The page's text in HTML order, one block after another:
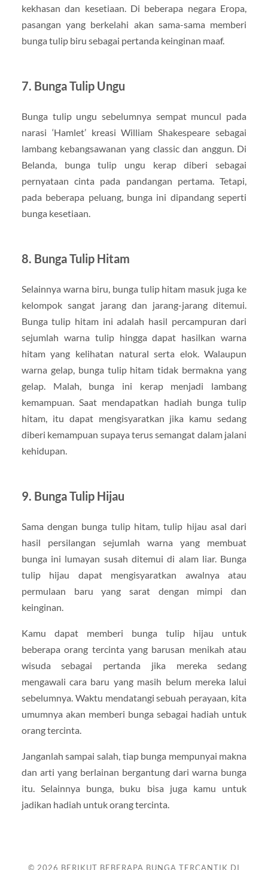
kekhasan dan kesetiaan. Di beberapa negara Eropa,
pasangan yang berkelahi akan sama-sama memberi
bunga tulip biru sebagai pertanda keinginan maaf.
7. Bunga Tulip Ungu
Bunga tulip ungu sebelumnya sempat muncul pada
narasi ‘Hamlet’ kreasi William Shakespeare sebagai
lambang kebangsawanan yang classic dan anggun. Di
Belanda, bunga tulip ungu kerap diberi sebagai
pernyataan cinta pada pandangan pertama. Tetapi,
pada beberapa peluang, bunga ini dipandang seperti
bunga kesetiaan.
8. Bunga Tulip Hitam
Selainnya warna biru, bunga tulip hitam masuk juga ke
kelompok sangat jarang dan jarang-jarang ditemui.
Bunga tulip hitam ini adalah hasil percampuran dari
sejumlah warna tulip hingga dapat hasilkan warna
hitam yang kelihatan natural serta elok. Walaupun
warna gelap, bunga tulip hitam tidak bermakna yang
gelap. Malah, bunga ini kerap menjadi lambang
kemampuan. Saat mendapatkan hadiah bunga tulip
hitam, itu dapat mengisyaratkan jika kamu sedang
diberi kemampuan supaya terus semangat dalam jalani
kehidupan.
9. Bunga Tulip Hijau
Sama dengan bunga tulip hitam, tulip hijau asal dari
hasil persilangan sejumlah warna yang membuat
bunga ini lumayan susah ditemui di alam liar. Bunga
tulip hijau dapat mengisyaratkan awalnya atau
permulaan baru yang sarat dengan mimpi dan
keinginan.
Kamu dapat memberi bunga tulip hijau untuk
beberapa orang tercinta yang barusan menikah atau
wisuda sebagai pertanda jika mereka sedang
mengawali cara baru yang masih belum mereka lalui
sebelumnya. Waktu mendatangi sebuah perayaan, kita
umumnya akan memberi bunga sebagai hadiah untuk
orang tercinta.
Janganlah sampai salah, tiap bunga mempunyai makna
dan arti yang berlainan bergantung dari warna bunga
itu. Selainnya bunga, buku bisa juga kamu untuk
jadikan hadiah untuk orang tercinta.
© 2026 BERIKUT BEBERAPA BUNGA TERCANTIK DI